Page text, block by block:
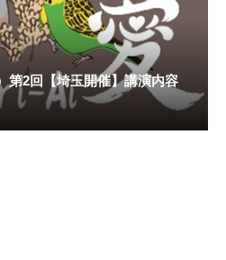
第2回【埼玉開催】講演内容